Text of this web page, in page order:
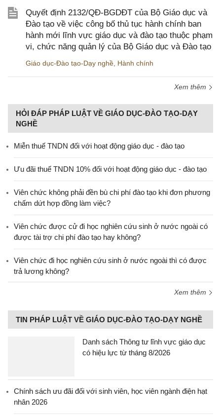
Quyết định 2132/QĐ-BGDĐT của Bộ Giáo dục và
Đào tạo về việc công bố thủ tục hành chính ban
hành mới lĩnh vực giáo dục và đào tạo thuộc phạm
vi, chức năng quản lý của Bộ Giáo dục và Đào tạo
Giáo dục-Đào tạo-Dạy nghề Hành chính
Xem thêm
HỎI ĐÁP PHÁP LUẬT VỀ GIÁO DỤC-ĐÀO TẠO-DẠY
NGHỀ
Miễn thuế TNDN đối với hoạt động giáo dục - đào tạo
Ưu đãi thuế TNDN 10% đối với hoạt động giáo dục - đào tạo
Viên chức không phải đền bù chi phí đào tạo khi đơn phương
chấm dứt hợp đồng làm việc?
Viên chức được cử đi học nghiên cứu sinh ở nước ngoài có
được tài trợ chi phí đào tạo hay không?
Viên chức đi học nghiên cứu sinh ở nước ngoài thì có được
trả lương không?
Xem thêm
TIN PHÁP LUẬT VỀ GIÁO DỤC-ĐÀO TẠO-DẠY NGHỀ
Danh sách Thông tư lĩnh vực giáo dục
có hiệu lực từ tháng 8/2026
Chính sách ưu đãi đối với sinh viên, học viên ngành điện hạt
nhân 2026